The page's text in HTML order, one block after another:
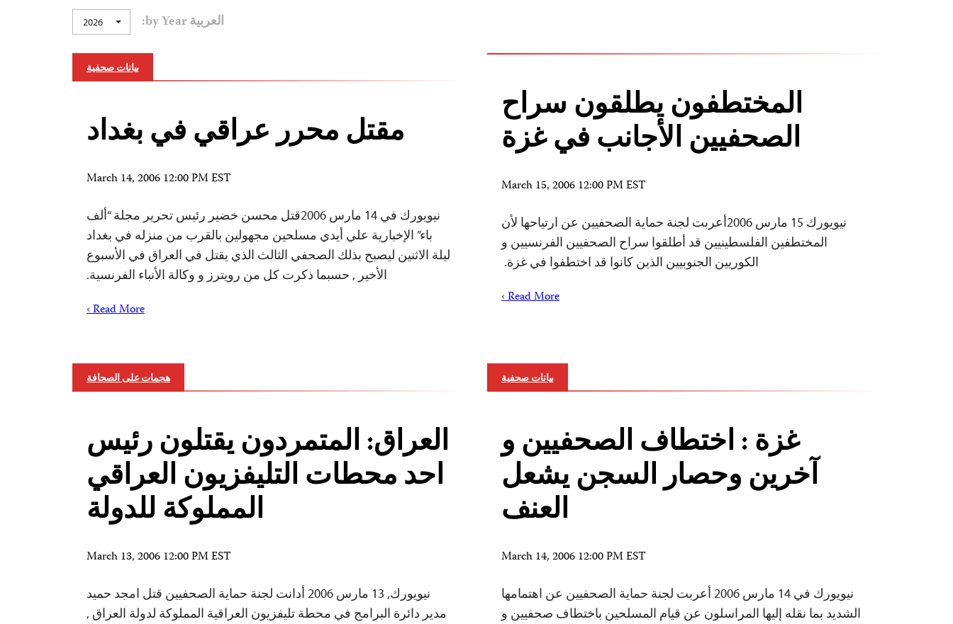
العربية by Year: 2026
المختطفون يطلقون سراح
الصحفيين الأجانب في غزة
March 15, 2006 12:00 PM EST
نيويورك 15 مارس 2006أعربت لجنة حماية الصحفيين عن ارتياحها لأن
المختطفين الفلسطينيين قد أطلقوا سراح الصحفيين الفرنسيين و
الكوريين الجنوبيين الذين كانوا قد اختطفوا في غزة.
Read More ›
بيانات صحفية
مقتل محرر عراقي في بغداد
March 14, 2006 12:00 PM EST
نيويورك في 14 مارس 2006قتل محسن خضير رئيس تحرير مجلة “ألف
باء” الإخبارية علي أيدي مسلحين مجهولين بالقرب من منزله في بغداد
ليلة الاثنين ليصبح بذلك الصحفي الثالث الذي يقتل في العراق في الأسبوع
الأخير , حسبما ذكرت كل من رويترز و وكالة الأنباء الفرنسية.
Read More ›
بيانات صحفية
غزة : اختطاف الصحفيين و
آخرين وحصار السجن يشعل
العنف
March 14, 2006 12:00 PM EST
نيويورك في 14 مارس 2006 أعربت لجنة حماية الصحفيين عن اهتمامها
الشديد بما نقله إليها المراسلون عن قيام المسلحين باختطاف صحفيين و
هجمات على الصحافة
العراق: المتمردون يقتلون رئيس
احد محطات التليفزيون العراقي
المملوكة للدولة
March 13, 2006 12:00 PM EST
نيويورك, 13 مارس 2006 أدانت لجنة حماية الصحفيين قتل امجد حميد
مدير دائرة البرامج في محطة تليفزيون العراقية المملوكة لدولة العراق ,